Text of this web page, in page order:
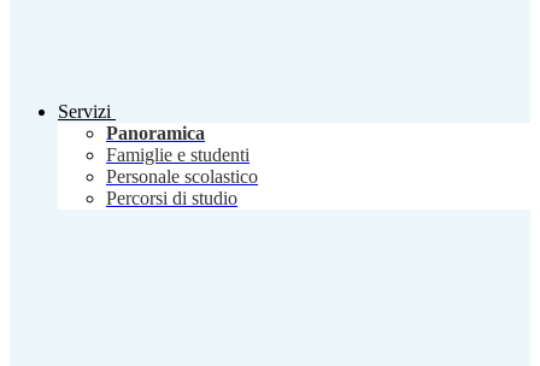
Servizi
Panoramica
Famiglie e studenti
Personale scolastico
Percorsi di studio